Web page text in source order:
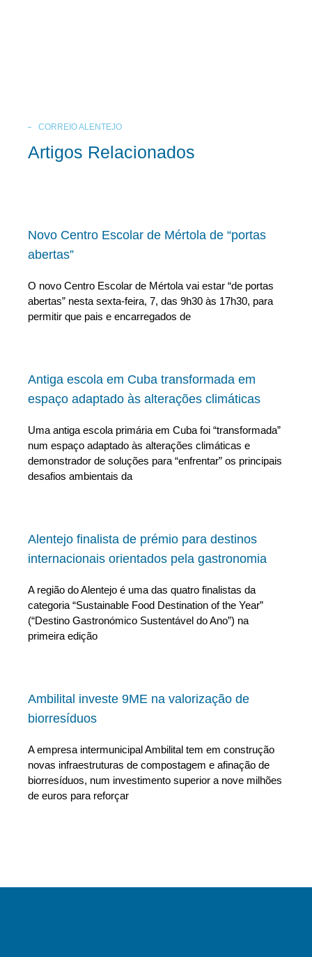
CORREIO ALENTEJO
Artigos Relacionados
Novo Centro Escolar de Mértola de “portas
abertas”
O novo Centro Escolar de Mértola vai estar “de portas
abertas” nesta sexta-feira, 7, das 9h30 às 17h30, para
permitir que pais e encarregados de
Antiga escola em Cuba transformada em
espaço adaptado às alterações climáticas
Uma antiga escola primária em Cuba foi “transformada”
num espaço adaptado às alterações climáticas e
demonstrador de soluções para “enfrentar” os principais
desafios ambientais da
Alentejo finalista de prémio para destinos
internacionais orientados pela gastronomia
A região do Alentejo é uma das quatro finalistas da
categoria “Sustainable Food Destination of the Year”
(“Destino Gastronómico Sustentável do Ano”) na
primeira edição
Ambilital investe 9ME na valorização de
biorresíduos
A empresa intermunicipal Ambilital tem em construção
novas infraestruturas de compostagem e afinação de
biorresíduos, num investimento superior a nove milhões
de euros para reforçar